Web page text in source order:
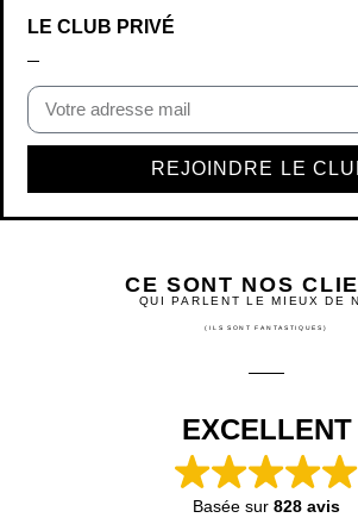
LE CLUB PRIVÉ
REJOINDRE LE
CE SONT NOS
QUI PARLENT LE MIEUX DE
(ILS SONT FANTASTIQUES)
EXCELLENT
Basée sur 828 avis